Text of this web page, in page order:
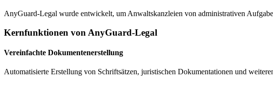
AnyGuard-Legal wurde entwickelt, um Anwaltskanzleien von administrativen
Kernfunktionen von AnyGuard-Legal
Vereinfachte Dokumentenerstellung
Automatisierte Erstellung von Schriftsätzen, juristischen Dokumentationen und